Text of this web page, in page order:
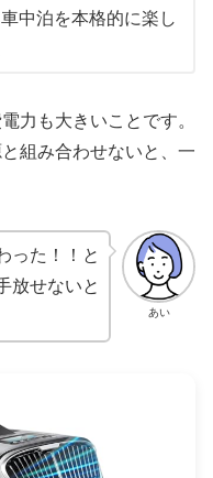
中泊を本格的に楽し
力も大きいことです。
組み合わせないと、一
あい
った！！と
放せないと